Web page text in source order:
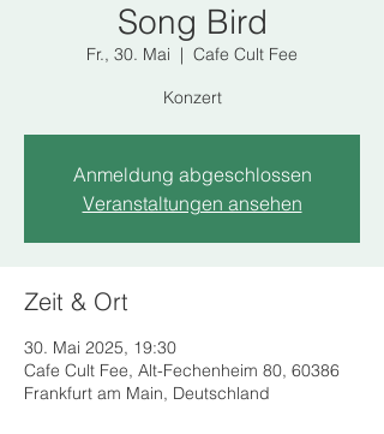
Song Bird
Fr., 30. Mai
  |
Cafe Cult Fee
Konzert
Anmeldung abgeschlossen
Veranstaltungen ansehen
Zeit & Ort
30. Mai 2025, 19:30
Cafe Cult Fee, Alt-Fechenheim 80, 60386
Frankfurt am Main, Deutschland